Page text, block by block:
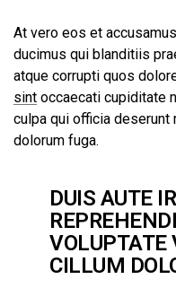
At vero eos et
ducimus qui blanditiis
atque corrupti quos
sint occaecati cupiditate
culpa qui officia
dolorum fuga.
DUIS AUTE
VOLUPTATE
CILLUM